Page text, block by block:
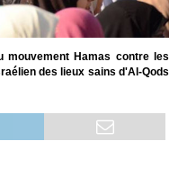
mouvement Hamas contre les
des lieux sains d'Al-Qods